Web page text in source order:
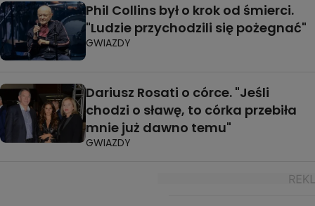
Phil Collins był o krok od śmierci.
"Ludzie przychodzili się pożegnać"
GWIAZDY
Dariusz Rosati o córce. "Jeśli
chodzi o sławę, to córka przebiła
mnie już dawno temu"
GWIAZDY